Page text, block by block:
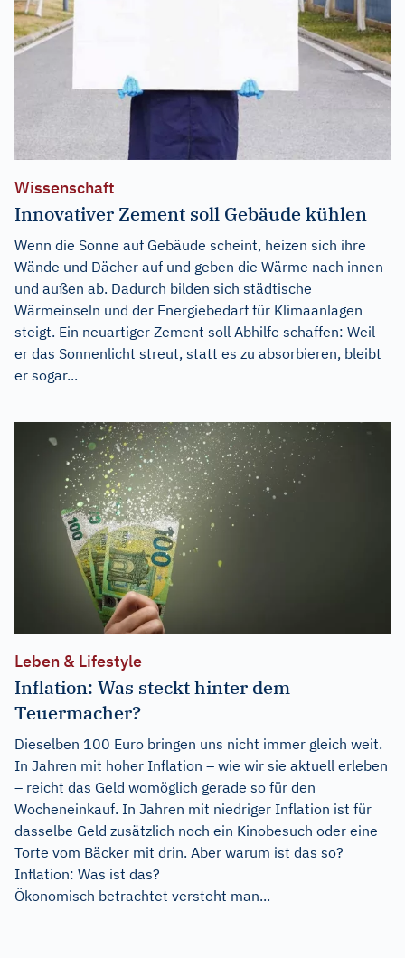
Wissenschaft
Innovativer Zement soll Gebäude kühlen
Wenn die Sonne auf Gebäude scheint, heizen sich ihre
Wände und Dächer auf und geben die Wärme nach innen
und außen ab. Dadurch bilden sich städtische
Wärmeinseln und der Energiebedarf für Klimaanlagen
steigt. Ein neuartiger Zement soll Abhilfe schaffen: Weil
er das Sonnenlicht streut, statt es zu absorbieren, bleibt
er sogar...
Leben & Lifestyle
Inflation: Was steckt hinter dem
Teuermacher?
Dieselben 100 Euro bringen uns nicht immer gleich weit.
In Jahren mit hoher Inflation – wie wir sie aktuell erleben
– reicht das Geld womöglich gerade so für den
Wocheneinkauf. In Jahren mit niedriger Inflation ist für
dasselbe Geld zusätzlich noch ein Kinobesuch oder eine
Torte vom Bäcker mit drin. Aber warum ist das so?
Inflation: Was ist das?
Ökonomisch betrachtet versteht man...